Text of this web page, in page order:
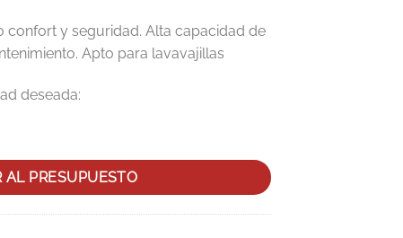
confort y seguridad. Alta capacidad de
Apto para lavavajillas
AL PRESUPUESTO